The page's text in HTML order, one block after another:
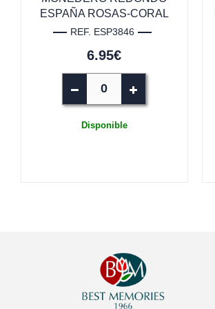
ESPAÑA ROSAS-CORAL
REF. ESP3846
6.95€
Disponible